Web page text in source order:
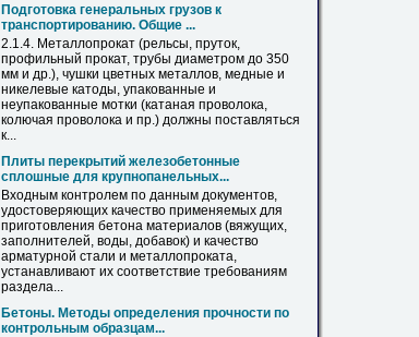
Подготовка генеральных грузов к
транспортированию. Общие ...
2.1.4. Металлопрокат (рельсы, пруток,
профильный прокат, трубы диаметром до 350
мм и др.), чушки цветных металлов, медные и
никелевые катоды, упакованные и
неупакованные мотки (катаная проволока,
колючая проволока и пр.) должны поставляться
к...
Плиты перекрытий железобетонные
сплошные для крупнопанельных...
Входным контролем по данным документов,
удостоверяющих качество применяемых для
приготовления бетона материалов (вяжущих,
заполнителей, воды, добавок) и качество
арматурной стали и металлопроката,
устанавливают их соответствие требованиям
раздела...
Бетоны. Методы определения прочности по
контрольным образцам...